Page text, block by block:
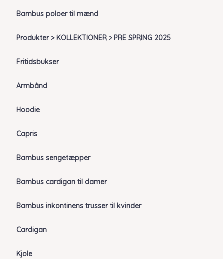
Bambus poloer til mænd
Produkter > KOLLEKTIONER > PRE SPRING 2025
Fritidsbukser
Armbånd
Hoodie
Capris
Bambus sengetæpper
Bambus cardigan til damer
Bambus inkontinens trusser til kvinder
Cardigan
Kjole